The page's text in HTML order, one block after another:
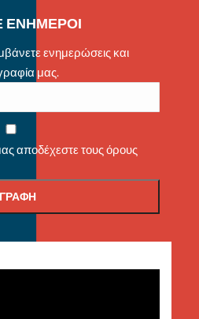
ΕΝΗΜΕΡΟΙ
ενημερώσεις και
μας.
αποδέχεστε τους όρους